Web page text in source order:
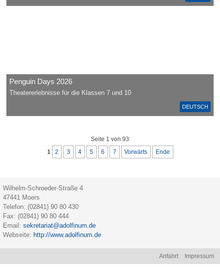
DEUTSCH
Penguin Days 2026
Theatererlebnisse für die Klassen 7 und 10
Seite 1 von 93
1 2 3 4 5 6 7 Vorwärts Ende
Wilhelm-Schroeder-Straße 4
47441 Moers
Telefon: (02841) 90 80 430
Fax: (02841) 90 80 444
Email:sekretariat@adolfinum.de
Webseite: http://www.adolfinum.de
Anfahrt Impressum